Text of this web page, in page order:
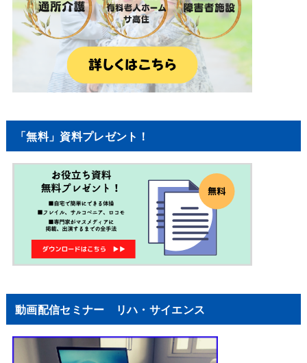
「無料」資料プレゼント！
動画配信セミナー リハ・サイエンス